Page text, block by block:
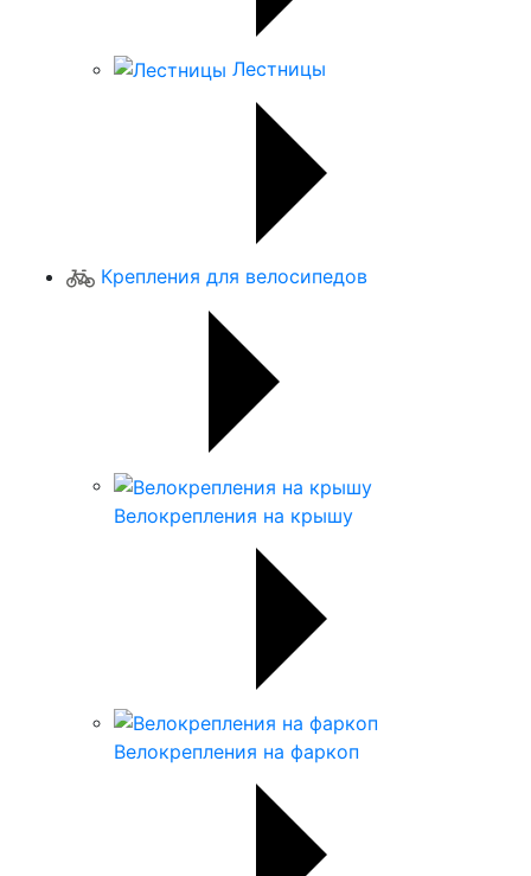
Лестницы
Крепления для велосипедов
Велокрепления на крышу
Велокрепления на фаркоп